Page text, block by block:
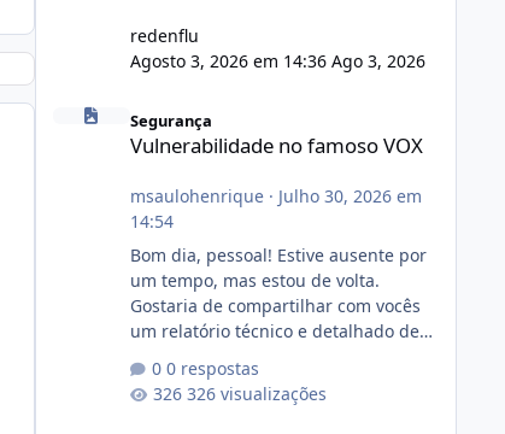
redenflu
Agosto 3, 2026 em 14:36 Ago 3, 2026
Vulnerabilidade no famoso VOX
Segurança
Vulnerabilidade no famoso VOX
msaulohenrique· Julho 30, 2026 em
14:54
Bom dia, pessoal! Estive ausente por
um tempo, mas estou de volta.
Gostaria de compartilhar com vocês
um relatório técnico e detalhado de
conformidade referente
ao VOXPANEL (versão atualmente em
0 respostas
326 visualizações